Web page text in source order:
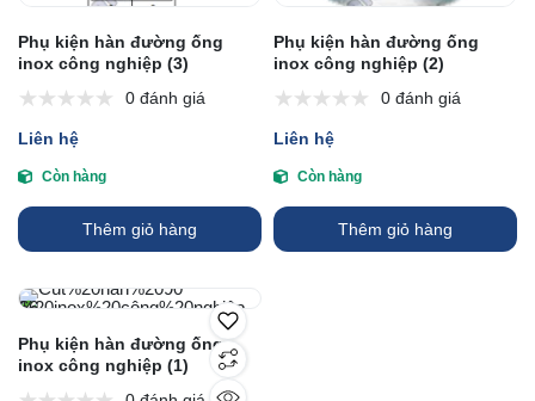
Phụ kiện hàn đường ống
inox công nghiệp (3)
0 đánh giá
Liên hệ
Còn hàng
Thêm giỏ hàng
Phụ kiện hàn đường ống
inox công nghiệp (2)
0 đánh giá
Liên hệ
Còn hàng
Thêm giỏ hàng
Phụ kiện hàn đường ống
inox công nghiệp (1)